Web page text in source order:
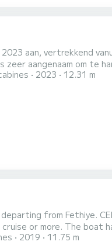
aan, vertrekkend
aangenaam om te
van 12 meter. U
2023 12.31 m
from Fethiye.
comfort and a capacity of 7
28 horsepower, it will
2019 11.75 m